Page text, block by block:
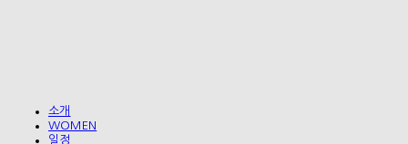
소개
WOMEN
일정